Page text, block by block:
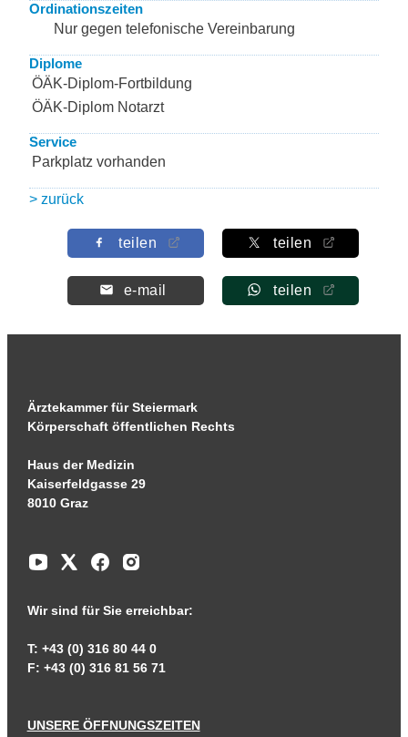
Ordinationszeiten
Nur gegen telefonische Vereinbarung
Diplome
ÖÄK-Diplom-Fortbildung
ÖÄK-Diplom Notarzt
Service
Parkplatz vorhanden
> zurück
teilen teilen
e-mail teilen
Ärztekammer für Steiermark
Körperschaft öffentlichen Rechts
Haus der Medizin
Kaiserfeldgasse 29
8010 Graz
Wir sind für Sie erreichbar:
T: +43 (0) 316 80 44 0
F: +43 (0) 316 81 56 71
UNSERE ÖFFNUNGSZEITEN